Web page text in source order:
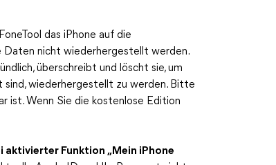
das iPhone auf die
Daten nicht wiederhergestellt werden.
überschreibt und löscht sie, um
wiederhergestellt zu werden. Bitte
ist. Wenn Sie die kostenlose Edition
Funktion „Mein iPhone